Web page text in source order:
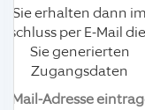
Sie erhalten dann
Anschluss per E-Mail
Sie generierten
Zugangsdaten
E-Mail-Adresse